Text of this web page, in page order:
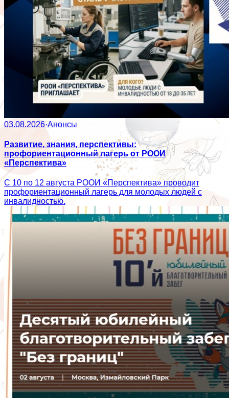
03.08.2026·Анонсы
Развитие, знания, перспективы:
профориентационный лагерь от РООИ
«Перспектива»
С 10 по 12 августа РООИ «Перспектива» проводит
профориентационный лагерь для молодых людей с
инвалидностью.